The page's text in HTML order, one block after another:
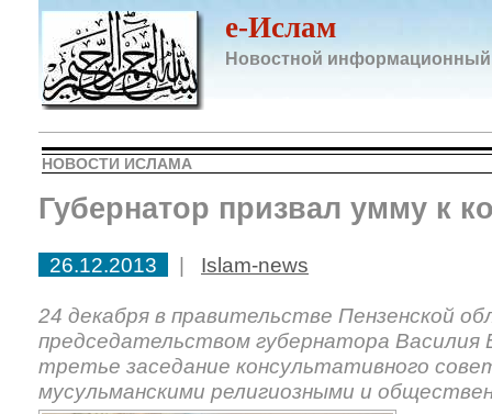
e-Ислам
Новостной информационный
НОВОСТИ ИСЛАМА
Губернатор призвал умму к
26.12.2013 | Islam-news
24 декабря в правительстве Пензенской
председательством губернатора Василия
третье заседание консультативного
мусульманскими религиозными и